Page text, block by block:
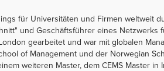
für Universitäten und Firmen weltweit
und Geschäftsführer eines Netzwerks
gearbeitet und war mit globalen
of Management und der Norwegian
weiteren Master, dem CEMS Master